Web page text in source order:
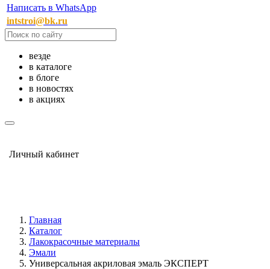
Написать в WhatsApp
intstroi@bk.ru
везде
в каталоге
в блоге
в новостях
в акциях
Личный кабинет
Главная
Каталог
Лакокрасочные материалы
Эмали
Универсальная акриловая эмаль ЭКСПЕРТ